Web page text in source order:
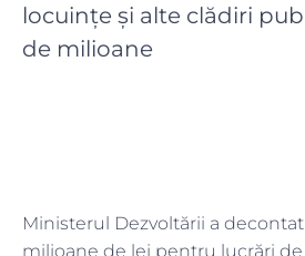
locuințe și alte clădiri
de milioane
Ministerul Dezvoltării a
milioane de lei pentru lucrări